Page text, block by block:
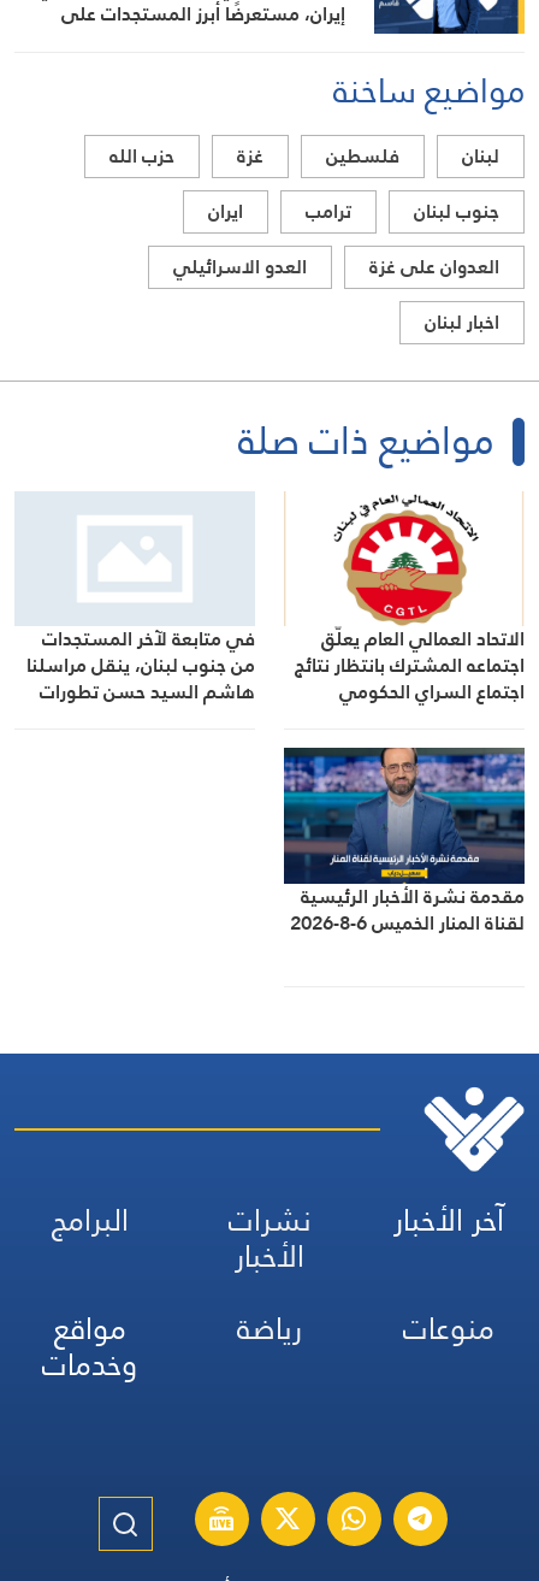
إيران، مستعرضًا أبرز المستجدات على
الصلة بالشأنين الداخلي والإقليميمواضيع ساخنة
لبنان فلسطين غزة
حزب الله
جنوب لبنان
ترامب
ايران
العدوان على غزة
العدو الاسرائيلي
اخبار لبنان
مواضيع ذات صلة
الاتحاد العمالي العام يعلّق
اجتماعه المشترك بانتظار نتائج
اجتماع السراي الحكومي
في متابعة لآخر المستجدات
من جنوب لبنان، ينقل مراسلنا
هاشم السيد حسن تطورات
مقدمة نشرة الأخبار الرئيسية
لقناة المنار الخميس 6-8-2026
آخر الأخبار نشرات
الأخبار
البرامج
منوعات
رياضة مواقع
وخدمات